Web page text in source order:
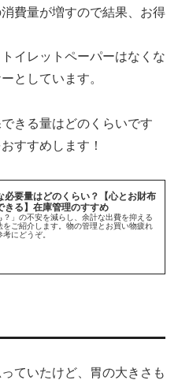
費量が増すので結果、お得
イレットペーパーはなくな
としています。
きる量はどのくらいです
すすめします！
必要量はどのくらい？【心とお財布
きる】在庫管理のすすめ
？」の不安を減らし、余計な出費を抑える
をご紹介します。物の管理とお買い物疲れ
にどうぞ。
ていたけど、胃の大きさも